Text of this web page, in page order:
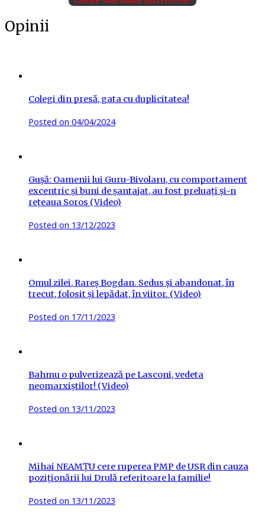
Opinii
Colegi din presă, gata cu duplicitatea!
Posted on 04/04/2024
Gușă: Oamenii lui Guru-Bivolaru, cu comportament
excentric și buni de șantajat, au fost preluați și-n
rețeaua Soros (Video)
Posted on 13/12/2023
Omul zilei, Rareș Bogdan. Sedus și abandonat, în
trecut, folosit și lepădat, în viitor. (Video)
Posted on 17/11/2023
Bahmu o pulverizează pe Lasconi, vedeta
neomarxiștilor! (Video)
Posted on 13/11/2023
Mihai NEAMȚU cere ruperea PMP de USR din cauza
poziționării lui Drulă referitoare la familie!
Posted on 13/11/2023